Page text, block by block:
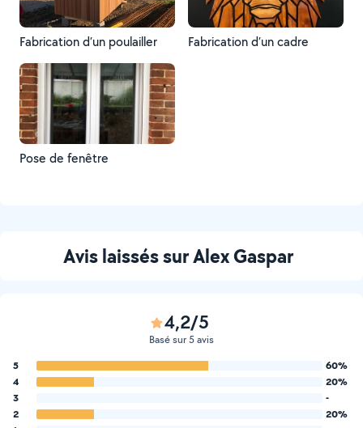
Fabrication d’un poulailler Fabrication d’un cadre
Pose de fenêtre
Avis laissés sur Alex Gaspar
4,2/5
Basé sur 5 avis
5
60%
4
20%
3
-
2
20%